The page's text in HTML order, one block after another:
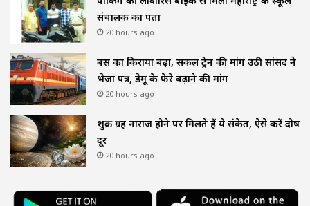
संचालक का पता
20 hours ago
बस का किराया बढ़ा, सर्कल ट्रेन की मांग उठी सांसद ने
भेजा पत्र, डेमू के फेरे बढ़ाने की मांग
20 hours ago
शुक्र ग्रह नाराज होने पर मिलते हैं ये संकेत, ऐसे करें दोष
दूर
20 hours ago